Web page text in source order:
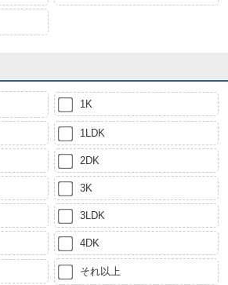
1K
1LDK
2DK
3K
3LDK
4DK
それ以上